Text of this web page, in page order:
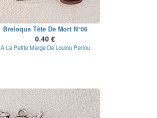
Breloque Tête De Mort N°06
0.40 €
A La Petite Marge De Loulou Perlou